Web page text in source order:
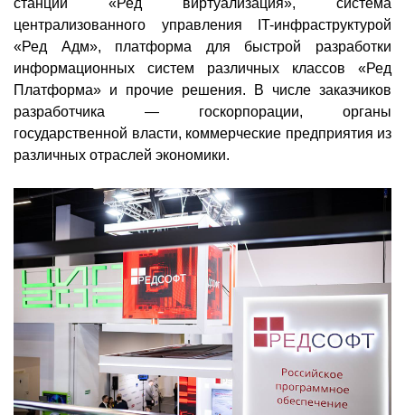
станций «Ред виртуализация», система
централизованного управления IT-инфраструктурой
«Ред Адм», платформа для быстрой разработки
информационных систем различных классов «Ред
Платформа» и прочие решения. В числе заказчиков
разработчика — госкорпорации, органы
государственной власти, коммерческие предприятия из
различных отраслей экономики.